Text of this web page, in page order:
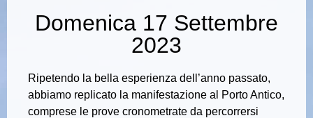
Domenica 17 Settembre
2023
Ripetendo la bella esperienza dell’anno passato,
abbiamo replicato la manifestazione al Porto Antico,
comprese le prove cronometrate da percorrersi